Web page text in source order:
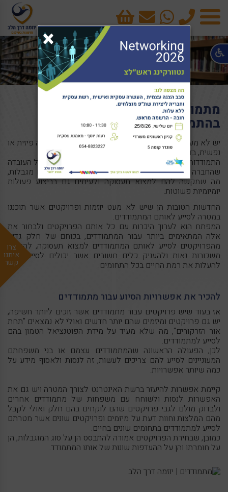
תפריט
טלפון cart
צרו
איתנו
קשר
מתמודדים והדרכים לסייע להם
בהתמודדות
יש לא מעט אנשים באוכלוסייה אשר מתמודדים עם מגבלה פיזית או
נפשית, בדרגה כזאת או אחרת.
התמודדות עם מגבלה טומנת בחובה מורכבת גדולה ולו בשל העובדה
שהחברה לא תמיד מגלה סבלנות והכלה כלפי אנשים עם מגבלות,
מה שמקשה להם למצוא תעסוקה ולעיתים גם בביצוע פעולות
יומיומיות פשוטות.
החדשות הטובות הן שיש לא מעט יוזמות ופרויקטים אשר תוכננו
במטרה לסייע לאותם המתמודדים.
המפתח הוא לערוך היכרות עם כל אותם הפרויקטים ולבחור את
אלה המתאימים ביותר עבור המתמודדים, בכוחם של חלק גדול
מהפרויקטים לסייע לאותם המתמודדים למצוא תעסוקה, להרוויח
משכורות נאות ולהעניק כלים חשובים אשר יכולים לסייע להם
להעלות את רמת החיים בכל התחומים.
להכיר את אפשרויות הסיוע עבור מתמודדים
אז בעוד שיש פרויקטים עבור מתמודדים אשר זוכים ליותר חשיפה,
יש גם פרויקטים ומיזמים שהם יותר חדשים ואולי לא נמצאים "תחת
אור הזרקורים", מה שלא מעיד על מידת הפוטנציאל הטמון בהם
לסייע למתמודדים.
לכן, הפעולה הראשונה שהמתמודדים עצמם או בני משפחתם
המעוניינים לסייע להם צריכים לעשות, זה לנסות ולאסוף מידע על
כמה שיותר אפשרויות.
קיימת אפשרות להיעזר ברשת האינטרנט לצורך המטרה ויש גם את
האפשרות לנסות ולשוחח עם משפחות של מתמודדים אחרים
ולבדוק מולם לגבי פרויקטים שהם לוקחים בהם חלק ואולי לקבל
מהם המלצות וחוות דעת על מיזמים ופרויקטים שונים אשר מטרתם
לסייע למתמודדים בתחומים שונים בחיים.
כמובן, שבחירת הפרויקטים אמורה להתבסס הן על סוג המוגבלות, הן
על חומרתו והן על ההעדפות שונות של אותו המתמודד.
×